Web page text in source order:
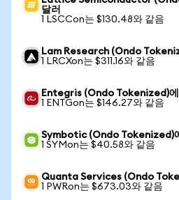
달러
1 LSCCon는 $130.48와 같음
Lam Research (Ondo
1 LRCXon는 $311.16와 같음
Entegris (Ondo Tokenized)에
1 ENTGon는 $146.27와 같음
Symbotic (Ondo Tokenized)
1 SYMon는 $40.58와 같음
Quanta Services (Ondo
1 PWRon는 $673.03와 같음